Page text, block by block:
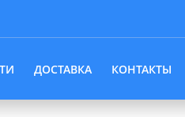
ДОСТАВКА КОНТАКТЫ